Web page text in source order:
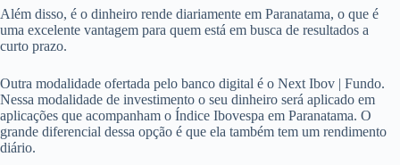
Além disso, é o dinheiro rende diariamente em Paranatama, o que é
uma excelente vantagem para quem está em busca de resultados a
curto prazo.
Outra modalidade ofertada pelo banco digital é o Next Ibov | Fundo.
Nessa modalidade de investimento o seu dinheiro será aplicado em
aplicações que acompanham o Índice Ibovespa em Paranatama. O
grande diferencial dessa opção é que ela também tem um rendimento
diário.